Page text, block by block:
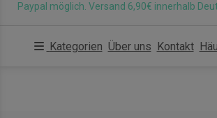
Paypal möglich. Versand 6,90€ innerhalb
Kategorien Über uns Kontakt